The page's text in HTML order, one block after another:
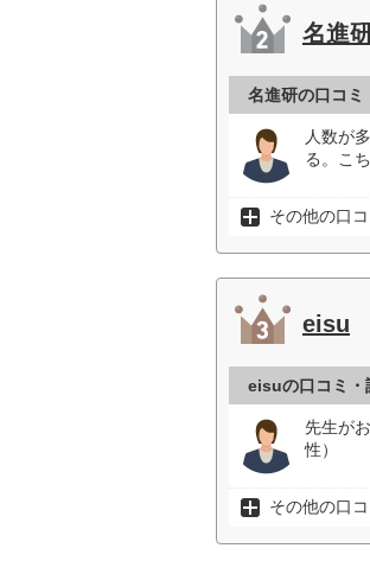
名進
名進研の口コミ
人数が
る。こ
その他の口
eisu
eisuの口コミ・
先生が
性）
その他の口